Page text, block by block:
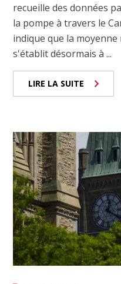
recueille des données
la pompe à travers le
indique que la
s'établit désormais à ...
LIRE LA SUITE